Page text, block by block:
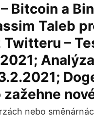
Bitcoin a
Taleb
–
nebo